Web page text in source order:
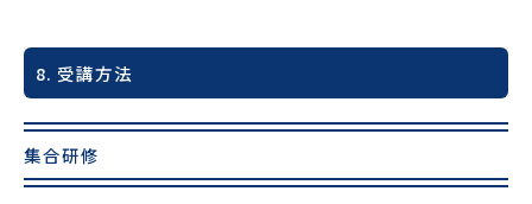
8. 受講方法
集合研修